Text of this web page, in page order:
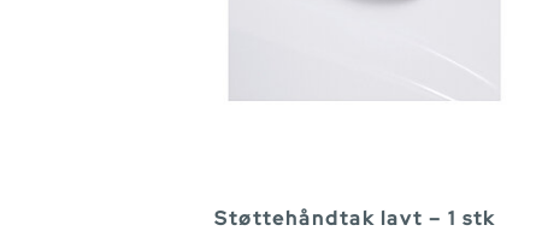
Støttehåndtak lavt – 1 stk